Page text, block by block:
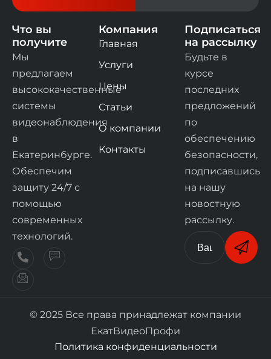
Что вы
получите
Мы
предлагаем
высококачественные
системы
видеонаблюдения
в
Екатеринбурге.
Обеспечим
защиту 24/7 с
помощью
современных
технологий.
Компания
Главная
Услуги
Цены
Статьи
О компании
Контакты
Подписаться
на рассылку
Будьте в
курсе
последних
предложений
по
обеспечению
безопасности,
подписавшись
на нашу
новостную
рассылку.
© 2025 Все права принадлежат компании
ЕкатВидеоПрофи
Политика конфиденциальности